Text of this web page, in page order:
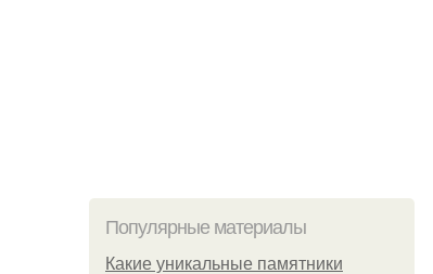
Популярные материалы
Какие уникальные памятники